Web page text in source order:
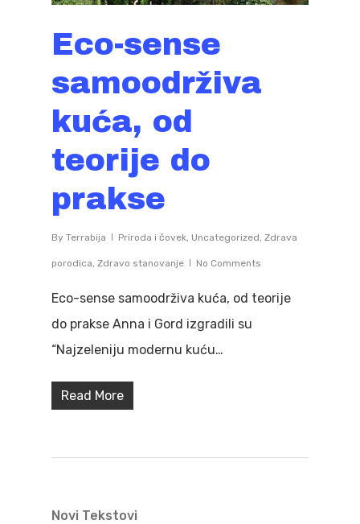
Eco-sense
samoodrživa
kuća, od
teorije do
prakse
By Terrabija Priroda i čovek Uncategorized Zdrava
porodica Zdravo stanovanje No Comments
Eco-sense samoodrživa kuća, od teorije
do prakse Anna i Gord izgradili su
“Najzeleniju modernu kuću…
Read More
Novi Tekstovi